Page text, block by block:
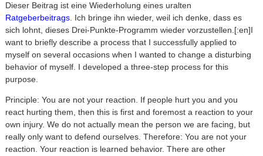
Dieser Beitrag ist eine Wiederholung eines uralten
Ratgeberbeitrags. Ich bringe ihn wieder, weil ich denke, dass es
sich lohnt, dieses Drei-Punkte-Programm wieder vorzustellen.[:en]I
want to briefly describe a process that I successfully applied to
myself on several occasions when I wanted to change a disturbing
behavior of myself. I developed a three-step process for this
purpose.
Principle: You are not your reaction. If people hurt you and you
react hurting them, then this is first and foremost a reaction to your
own injury. We do not actually mean the person we are facing, but
really only want to defend ourselves. Therefore: You are not your
reaction. Your reaction is learned behavior. There are other